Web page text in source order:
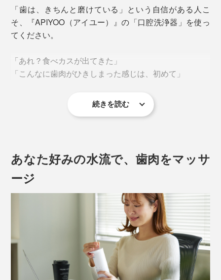
「歯は、きちんと磨けている」という自信がある人こ
そ、『APIYOO（アイユー）』の「口腔洗浄器」を使っ
てください。
「あれ？食べカスが出てきた」
「こんなに歯肉がひきしまった感じは、初めて」
続きを読む
あなた好みの水流で、歯肉をマッサ
ージ